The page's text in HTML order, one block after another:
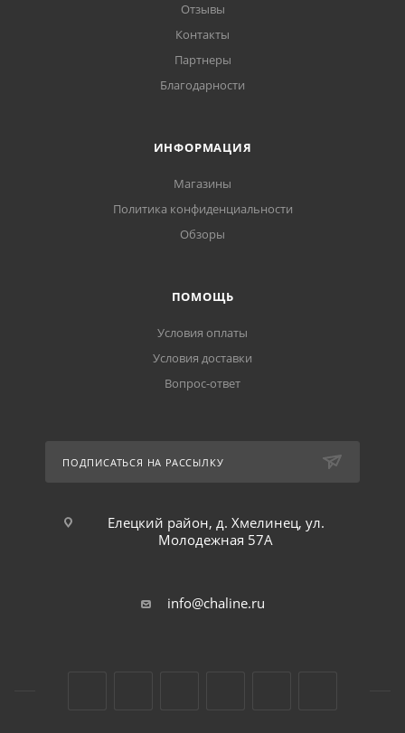
Отзывы
Контакты
Партнеры
Благодарности
ИНФОРМАЦИЯ
Магазины
Политика конфиденциальности
Обзоры
ПОМОЩЬ
Условия оплаты
Условия доставки
Вопрос-ответ
ПОДПИСАТЬСЯ НА РАССЫЛКУ
Елецкий район, д. Хмелинец, ул.
Молодежная 57А
info@chaline.ru